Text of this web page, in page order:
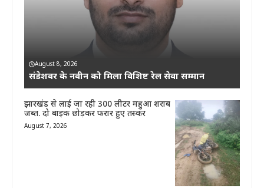
August 8, 2026
संडेशवर के नवीन को मिला विशिष्ट रेल सेवा सम्मान
झारखंड से लाई जा रही 300 लीटर महुआ शराब
जब्त. दो बाइक छोड़कर फरार हुए तस्कर
August 7, 2026